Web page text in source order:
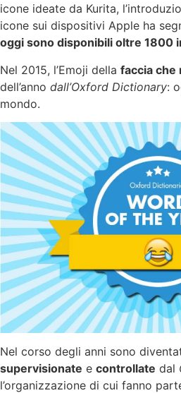
icone ideate da Kurita,
icone sui dispositivi Apple ha
oggi sono disponibili oltre 1800
Nel 2015, l’Emoji della faccia che
dell’anno dall’Oxford Dictionary:
mondo.
Nel corso degli anni sono
supervisionate e controllate dal
l’organizzazione di cui fanno